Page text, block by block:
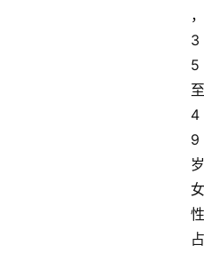
，
3
5
至
4
9
岁
女
性
占